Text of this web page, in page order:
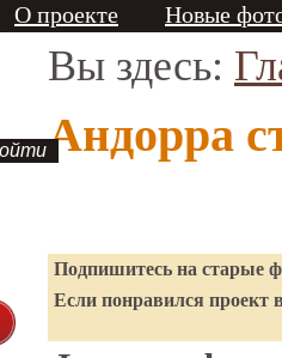
О проекте Новые
Вы здесь:
Андорра
Подпишитесь на старые
Если понравился проект